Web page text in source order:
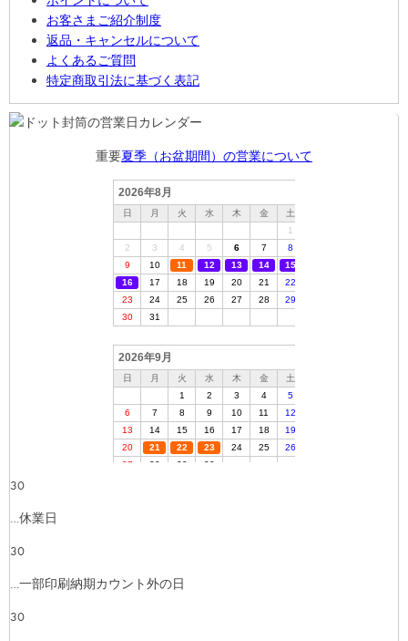
お客さまご紹介制度
返品・キャンセルについて
よくあるご質問
特定商取引法に基づく表記
重要夏季（お盆期間）の営業について
30
…休業日
30
…一部印刷納期カウント外の日
30